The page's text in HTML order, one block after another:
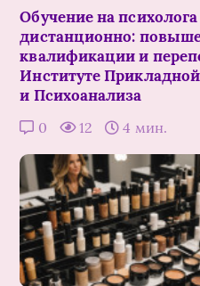
Обучение на психолога
дистанционно:
квалификации и
Институте
и Психоанализа
0 12 4 мин.